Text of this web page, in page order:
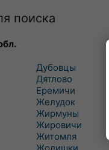
поиска
Дубовцы
Дятлово
Еремичи
Желудок
Жирмуны
Жировичи
Житомля